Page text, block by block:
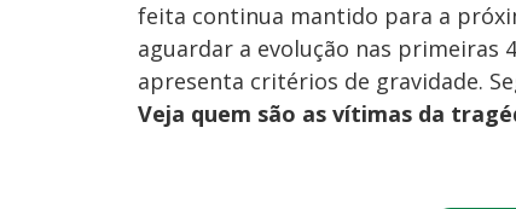
feita continua mantido para a
aguardar a evolução nas
apresenta critérios de gravidade.
Veja quem são as vítimas da